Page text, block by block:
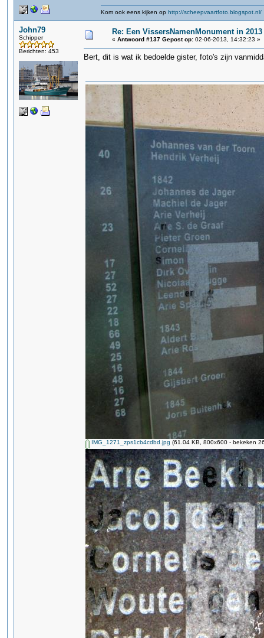
Kom ook eens kijken op http://scheepvaartfoto.blogspot.nl/
John79
Schipper
Berichten: 453
Re: Een VissersNamenMonument in 2013
« Antwoord #137 Gepost op: 02-06-2013, 14:32:23 »
Bert, dit is wat ik bedoelde gister, foto's zijn
IMG_1271_zps1cb4cdbd.jpg (61.04 KB, 800x600 - bekeken